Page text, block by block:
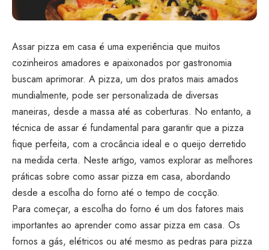
Assar pizza em casa é uma experiência que muitos
cozinheiros amadores e apaixonados por gastronomia
buscam aprimorar. A pizza, um dos pratos mais amados
mundialmente, pode ser personalizada de diversas
maneiras, desde a massa até as coberturas. No entanto, a
técnica de assar é fundamental para garantir que a pizza
fique perfeita, com a crocância ideal e o queijo derretido
na medida certa. Neste artigo, vamos explorar as melhores
práticas sobre como assar pizza em casa, abordando
desde a escolha do forno até o tempo de cocção.
Para começar, a escolha do forno é um dos fatores mais
importantes ao aprender como assar pizza em casa. Os
fornos a gás, elétricos ou até mesmo as pedras para pizza